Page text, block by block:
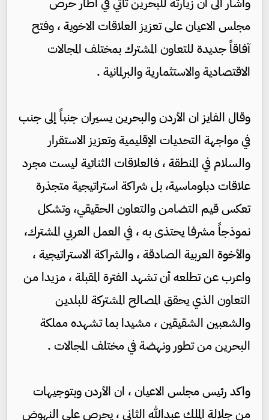
مجلس الاعيان على تعزيز العلاقات الاخوية ، وفتح
آفاقاً جديدة للتعاون المشترك بمختلف المجالات
الاقتصادية والاستثمارية والبرلمانية .
وقال الفايز ان الأردن والبحرين يسيران جنباً إلى جنب
في مواجهة التحديات الإقليمية وتعزيز الاستقرار
والسلام في المنطقة ، فالعلاقات الثنائية ليست مجرد
علاقات دبلوماسية، بل شراكة استراتيجية متجذرة
تعكس قيم التضامن والتعاون الحقيقي، وتشكل
نموذجاً مشرفا يحتذى به ، في العمل العربي المشترك،
والأخوة العربية الصادقة ، والشراكة الاستراتيجية ،
واعرب عن تطلعه أن تشهد الفترة المقبلة ، مزيدا من
التعاون الذي يحقق المصالح المشتركة للبلدين
والشعبين الشقيقين ، مشيدا بما تشهده مملكة
البحرين من تطور ونهضة في مختلف المجالات .
واكد رئيس مجلس الاعيان ، ان الأردن وبتوجيهات
من جلالة الملك عبدالله الثاني ، يحرص على النهوض